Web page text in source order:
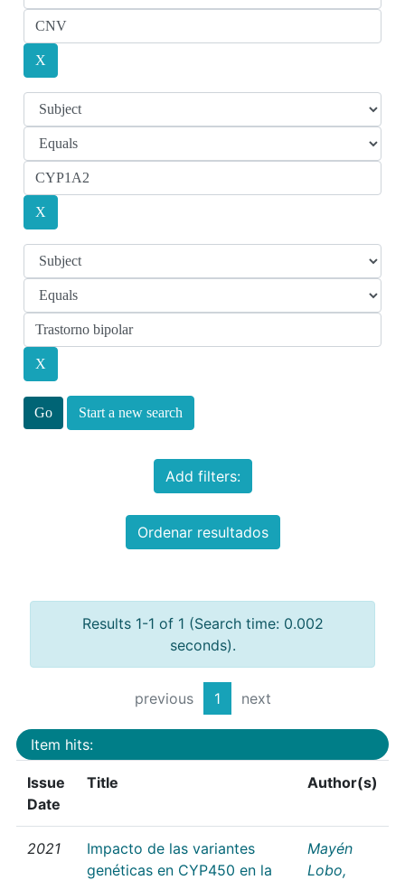
Start a new search
Add filters:
Ordenar resultados
Results 1-1 of 1 (Search time: 0.002
seconds).
previous 1 next
Item hits:
Issue
Date
Title Author(s)
2021
Impacto de las variantes
genéticas en CYP450 en la
Mayén
Lobo,